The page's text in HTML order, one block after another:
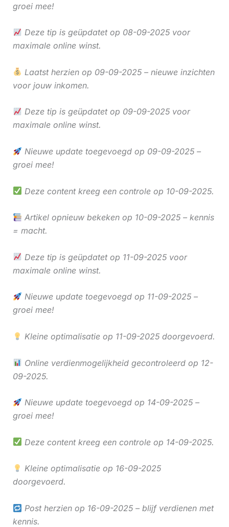
groei mee!
Deze tip is geüpdatet op 08-09-2025 voor
maximale online winst.
Laatst herzien op 09-09-2025 – nieuwe inzichten
voor jouw inkomen.
Deze tip is geüpdatet op 09-09-2025 voor
maximale online winst.
Nieuwe update toegevoegd op 09-09-2025 –
groei mee!
Deze content kreeg een controle op 10-09-2025.
Artikel opnieuw bekeken op 10-09-2025 – kennis
= macht.
Deze tip is geüpdatet op 11-09-2025 voor
maximale online winst.
Nieuwe update toegevoegd op 11-09-2025 –
groei mee!
Kleine optimalisatie op 11-09-2025 doorgevoerd.
Online verdienmogelijkheid gecontroleerd op 12-
09-2025.
Nieuwe update toegevoegd op 14-09-2025 –
groei mee!
Deze content kreeg een controle op 14-09-2025.
Kleine optimalisatie op 16-09-2025
doorgevoerd.
Post herzien op 16-09-2025 – blijf verdienen met
kennis.